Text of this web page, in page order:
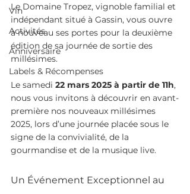
Vin
Activités
Anniversaire
Labels & Récompenses
Le Domaine Tropez, vignoble familial et
indépendant situé à Gassin, vous ouvre
à nouveau ses portes pour la deuxième
édition de sa journée de sortie des
millésimes.
Le samedi 22 mars 2025 à partir de 11h,
nous vous invitons à découvrir en avant-
première nos nouveaux millésimes
2025, lors d’une journée placée sous le
signe de la convivialité, de la
gourmandise et de la musique live.
Un Événement Exceptionnel au